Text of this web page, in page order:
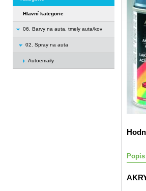
Hlavní kategorie
06. Barvy na auta, tmely auta/kov
02. Spray na auta
Autoemaily
Popis